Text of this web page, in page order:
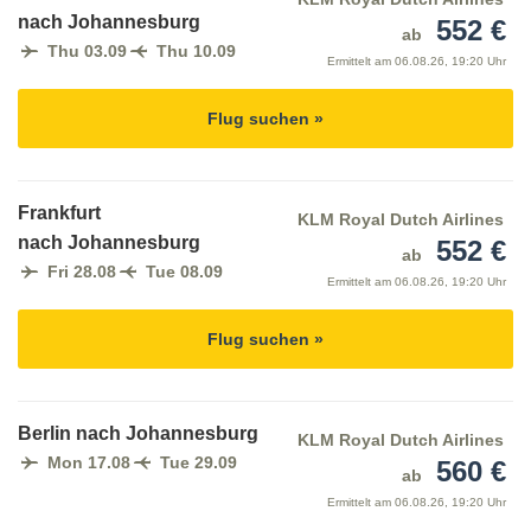
nach Johannesburg
Thu 03.09 Thu 10.09
ab
552 €
Ermittelt am 06.08.26, 19:20 Uhr
Flug suchen »
Frankfurt
nach Johannesburg
Fri 28.08 Tue 08.09
KLM Royal Dutch Airlines
ab
552 €
Ermittelt am 06.08.26, 19:20 Uhr
Flug suchen »
Berlin nach Johannesburg
Mon 17.08 Tue 29.09
KLM Royal Dutch Airlines
ab
560 €
Ermittelt am 06.08.26, 19:20 Uhr